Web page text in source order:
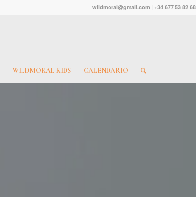
wildmoral@gmail.com | +34 677 53 82 68
WILDMORAL KIDS CALENDARIO